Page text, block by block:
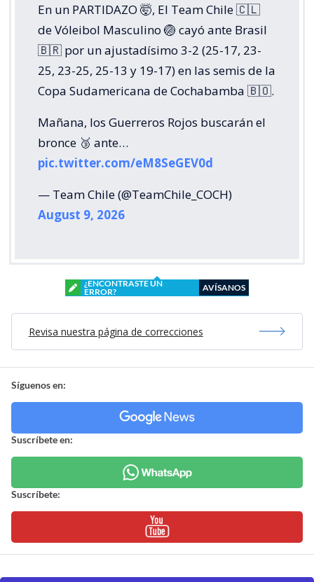
En un PARTIDAZO 🤯, El Team Chile 🇨🇱
de Vóleibol Masculino 🏐 cayó ante Brasil
🇧🇷 por un ajustadísimo 3-2 (25-17, 23-
25, 23-25, 25-13 y 19-17) en las semis de la
Copa Sudamericana de Cochabamba 🇧🇴.
Mañana, los Guerreros Rojos buscarán el
bronce 🥉 ante…
pic.twitter.com/eM8SeGEV0d
— Team Chile (@TeamChile_COCH)
August 9, 2026
¿ENCONTRASTE UN
ERROR?
AVÍSANOS
Revisa nuestra página de correcciones
Síguenos en:
Suscríbete en:
Suscríbete: